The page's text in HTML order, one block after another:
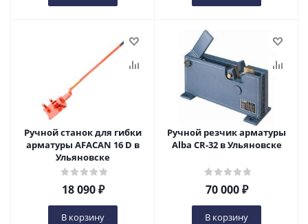
Ручной станок для гибки
арматуры AFACAN 16 D в
Ульяновске
18 090₽
В корзину
Ручной резчик арматуры
Alba CR-32 в Ульяновске
70 000₽
В корзину